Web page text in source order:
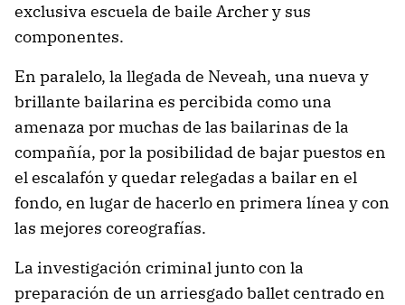
exclusiva escuela de baile Archer y sus
componentes.
En paralelo, la llegada de Neveah, una nueva y
brillante bailarina es percibida como una
amenaza por muchas de las bailarinas de la
compañía, por la posibilidad de bajar puestos en
el escalafón y quedar relegadas a bailar en el
fondo, en lugar de hacerlo en primera línea y con
las mejores coreografías.
La investigación criminal junto con la
preparación de un arriesgado ballet centrado en